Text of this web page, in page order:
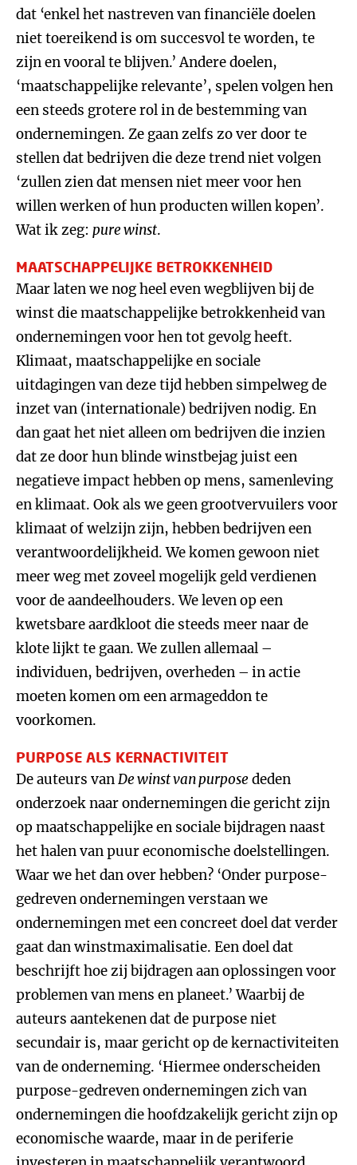
dat ‘enkel het nastreven van financiële doelen
niet toereikend is om succesvol te worden, te
zijn en vooral te blijven.’ Andere doelen,
‘maatschappelijke relevante’, spelen volgen hen
een steeds grotere rol in de bestemming van
ondernemingen. Ze gaan zelfs zo ver door te
stellen dat bedrijven die deze trend niet volgen
‘zullen zien dat mensen niet meer voor hen
willen werken of hun producten willen kopen’.
Wat ik zeg: pure winst.
MAATSCHAPPELIJKE BETROKKENHEID
Maar laten we nog heel even wegblijven bij de
winst die maatschappelijke betrokkenheid van
ondernemingen voor hen tot gevolg heeft.
Klimaat, maatschappelijke en sociale
uitdagingen van deze tijd hebben simpelweg de
inzet van (internationale) bedrijven nodig. En
dan gaat het niet alleen om bedrijven die inzien
dat ze door hun blinde winstbejag juist een
negatieve impact hebben op mens, samenleving
en klimaat. Ook als we geen grootvervuilers voor
klimaat of welzijn zijn, hebben bedrijven een
verantwoordelijkheid. We komen gewoon niet
meer weg met zoveel mogelijk geld verdienen
voor de aandeelhouders. We leven op een
kwetsbare aardkloot die steeds meer naar de
klote lijkt te gaan. We zullen allemaal –
individuen, bedrijven, overheden – in actie
moeten komen om een armageddon te
voorkomen.
PURPOSE ALS KERNACTIVITEIT
De auteurs vanDe winst van purpose deden
onderzoek naar ondernemingen die gericht zijn
op maatschappelijke en sociale bijdragen naast
het halen van puur economische doelstellingen.
Waar we het dan over hebben? ‘Onder purpose-
gedreven ondernemingen verstaan we
ondernemingen met een concreet doel dat verder
gaat dan winstmaximalisatie. Een doel dat
beschrijft hoe zij bijdragen aan oplossingen voor
problemen van mens en planeet.’ Waarbij de
auteurs aantekenen dat de purpose niet
secundair is, maar gericht op de kernactiviteiten
van de onderneming. ‘Hiermee onderscheiden
purpose-gedreven ondernemingen zich van
ondernemingen die hoofdzakelijk gericht zijn op
economische waarde, maar in de periferie